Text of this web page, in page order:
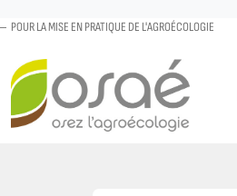
POUR LA MISE EN PRATIQUE DE L'AGROÉCOLOGIE